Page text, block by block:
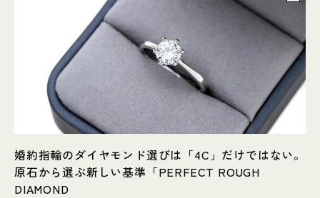
婚約指輪のダイヤモンド選びは「4C」だけではない。
原石から選ぶ新しい基準「PERFECT ROUGH
DIAMOND